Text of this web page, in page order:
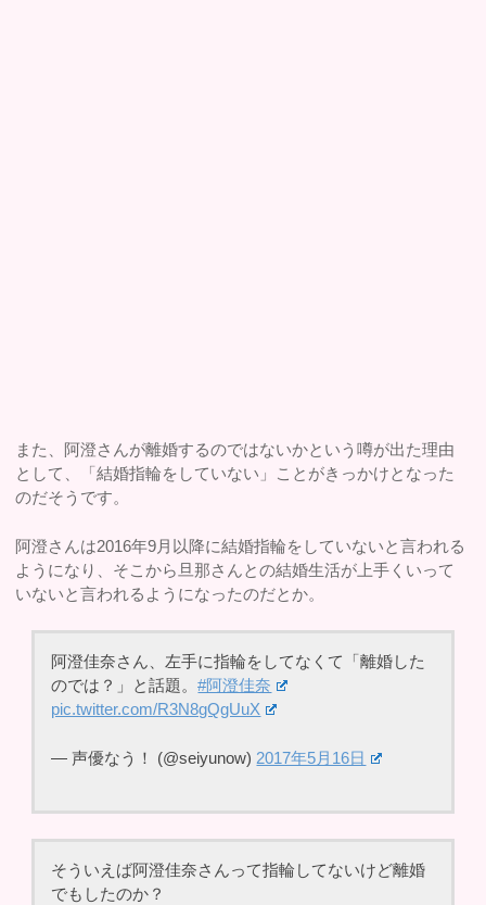
また、阿澄さんが離婚するのではないかという噂が出た理由
として、「結婚指輪をしていない」ことがきっかけとなった
のだそうです。
阿澄さんは2016年9月以降に結婚指輪をしていないと言われる
ようになり、そこから旦那さんとの結婚生活が上手くいって
いないと言われるようになったのだとか。
阿澄佳奈さん、左手に指輪をしてなくて「離婚した
のでは？」と話題。#阿澄佳奈
pic.twitter.com/R3N8gQgUuX
— 声優なう！ (@seiyunow) 2017年5月16日
そういえば阿澄佳奈さんって指輪してないけど離婚
でもしたのか？